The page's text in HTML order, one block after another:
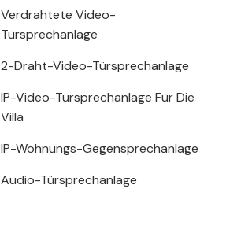
Verdrahtete Video-
Türsprechanlage
2-Draht-Video-Türsprechanlage
IP-Video-Türsprechanlage Für Die
Villa
IP-Wohnungs-Gegensprechanlage
Audio-Türsprechanlage